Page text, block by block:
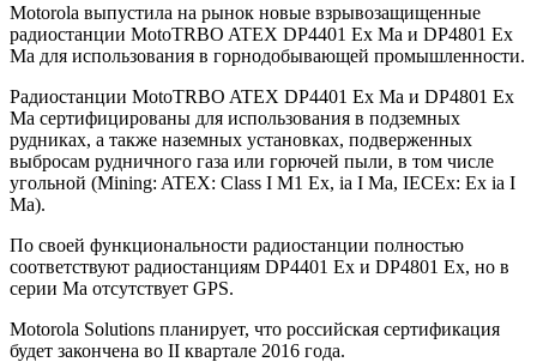
Motorola выпустила на рынок новые взрывозащищенные
радиостанции MotoTRBO ATEX DP4401 Ex Ма и DP4801 Ex
Мa для использования в горнодобывающей промышленности.
Радиостанции MotoTRBO ATEX DP4401 Ex Ма и DP4801 Ex
Мa сертифицированы для использования в подземных
рудниках, а также наземных установках, подверженных
выбросам рудничного газа или горючей пыли, в том числе
угольной (Mining: ATEX: Class I M1 Ex, ia I Ma, IECEx: Ex ia I
Ma).
По своей функциональности радиостанции полностью
соответствуют радиостанциям DP4401 Ex и DP4801 Ex, но в
серии Ma отсутствует GPS.
Motorola Solutions планирует, что российская сертификация
будет закончена во II квартале 2016 года.